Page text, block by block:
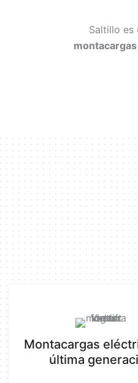
Saltillo es
Montacargas
última